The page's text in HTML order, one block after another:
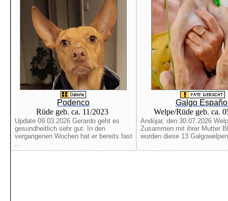
Podenco
Rüde geb. ca. 11/2023
Update 09.03.2026 Gerardo geht es
gesundheitlich sehr gut. In den
vergangenen Wochen hat er bereits fast
...
Galgo
Welpe/Rüde geb. ca.
Andújar, den 30.07.2026
Zusammen mit ihrer Mutter
wurden diese 13